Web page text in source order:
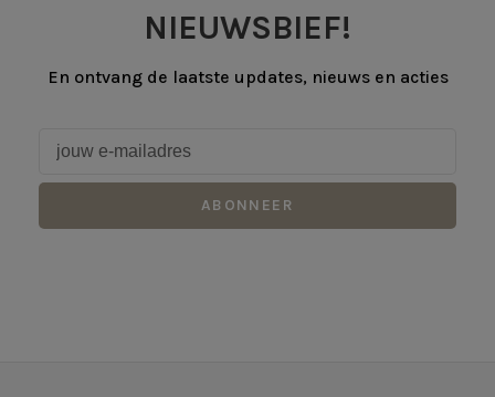
NIEUWSBIEF!
En ontvang de laatste updates, nieuws en acties
ABONNEER